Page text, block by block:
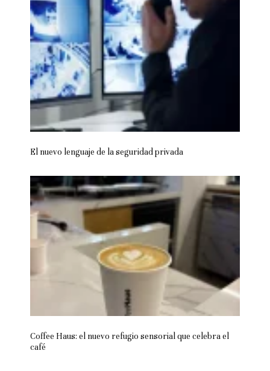
El nuevo lenguaje de la seguridad privada
Coffee Haus: el nuevo refugio sensorial que celebra el
café